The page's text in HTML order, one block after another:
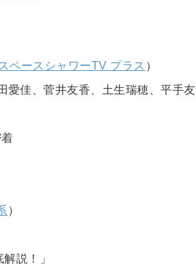
スペースシャワーTV プラス ）
愛佳、菅井友香、土生瑞穂、平手友
）
説！」